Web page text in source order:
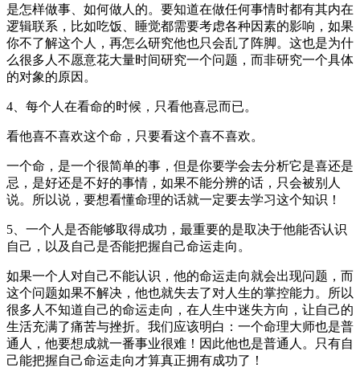
是怎样做事、如何做人的。要知道在做任何事情时都有其内在
逻辑联系，比如吃饭、睡觉都需要考虑各种因素的影响，如果
你不了解这个人，再怎么研究他也只会乱了阵脚。这也是为什
么很多人不愿意花大量时间研究一个问题，而非研究一个具体
的对象的原因。
4、每个人在看命的时候，只看他喜忌而已。
看他喜不喜欢这个命，只要看这个喜不喜欢。
一个命，是一个很简单的事，但是你要学会去分析它是喜还是
忌，是好还是不好的事情，如果不能分辨的话，只会被别人
说。所以说，要想看懂命理的话就一定要去学习这个知识！
5、一个人是否能够取得成功，最重要的是取决于他能否认识
自己，以及自己是否能把握自己命运走向。
如果一个人对自己不能认识，他的命运走向就会出现问题，而
这个问题如果不解决，他也就失去了对人生的掌控能力。所以
很多人不知道自己的命运走向，在人生中迷失方向，让自己的
生活充满了痛苦与挫折。我们应该明白：一个命理大师也是普
通人，他要想成就一番事业很难！因此他也是普通人。只有自
己能把握自己命运走向才算真正拥有成功了！